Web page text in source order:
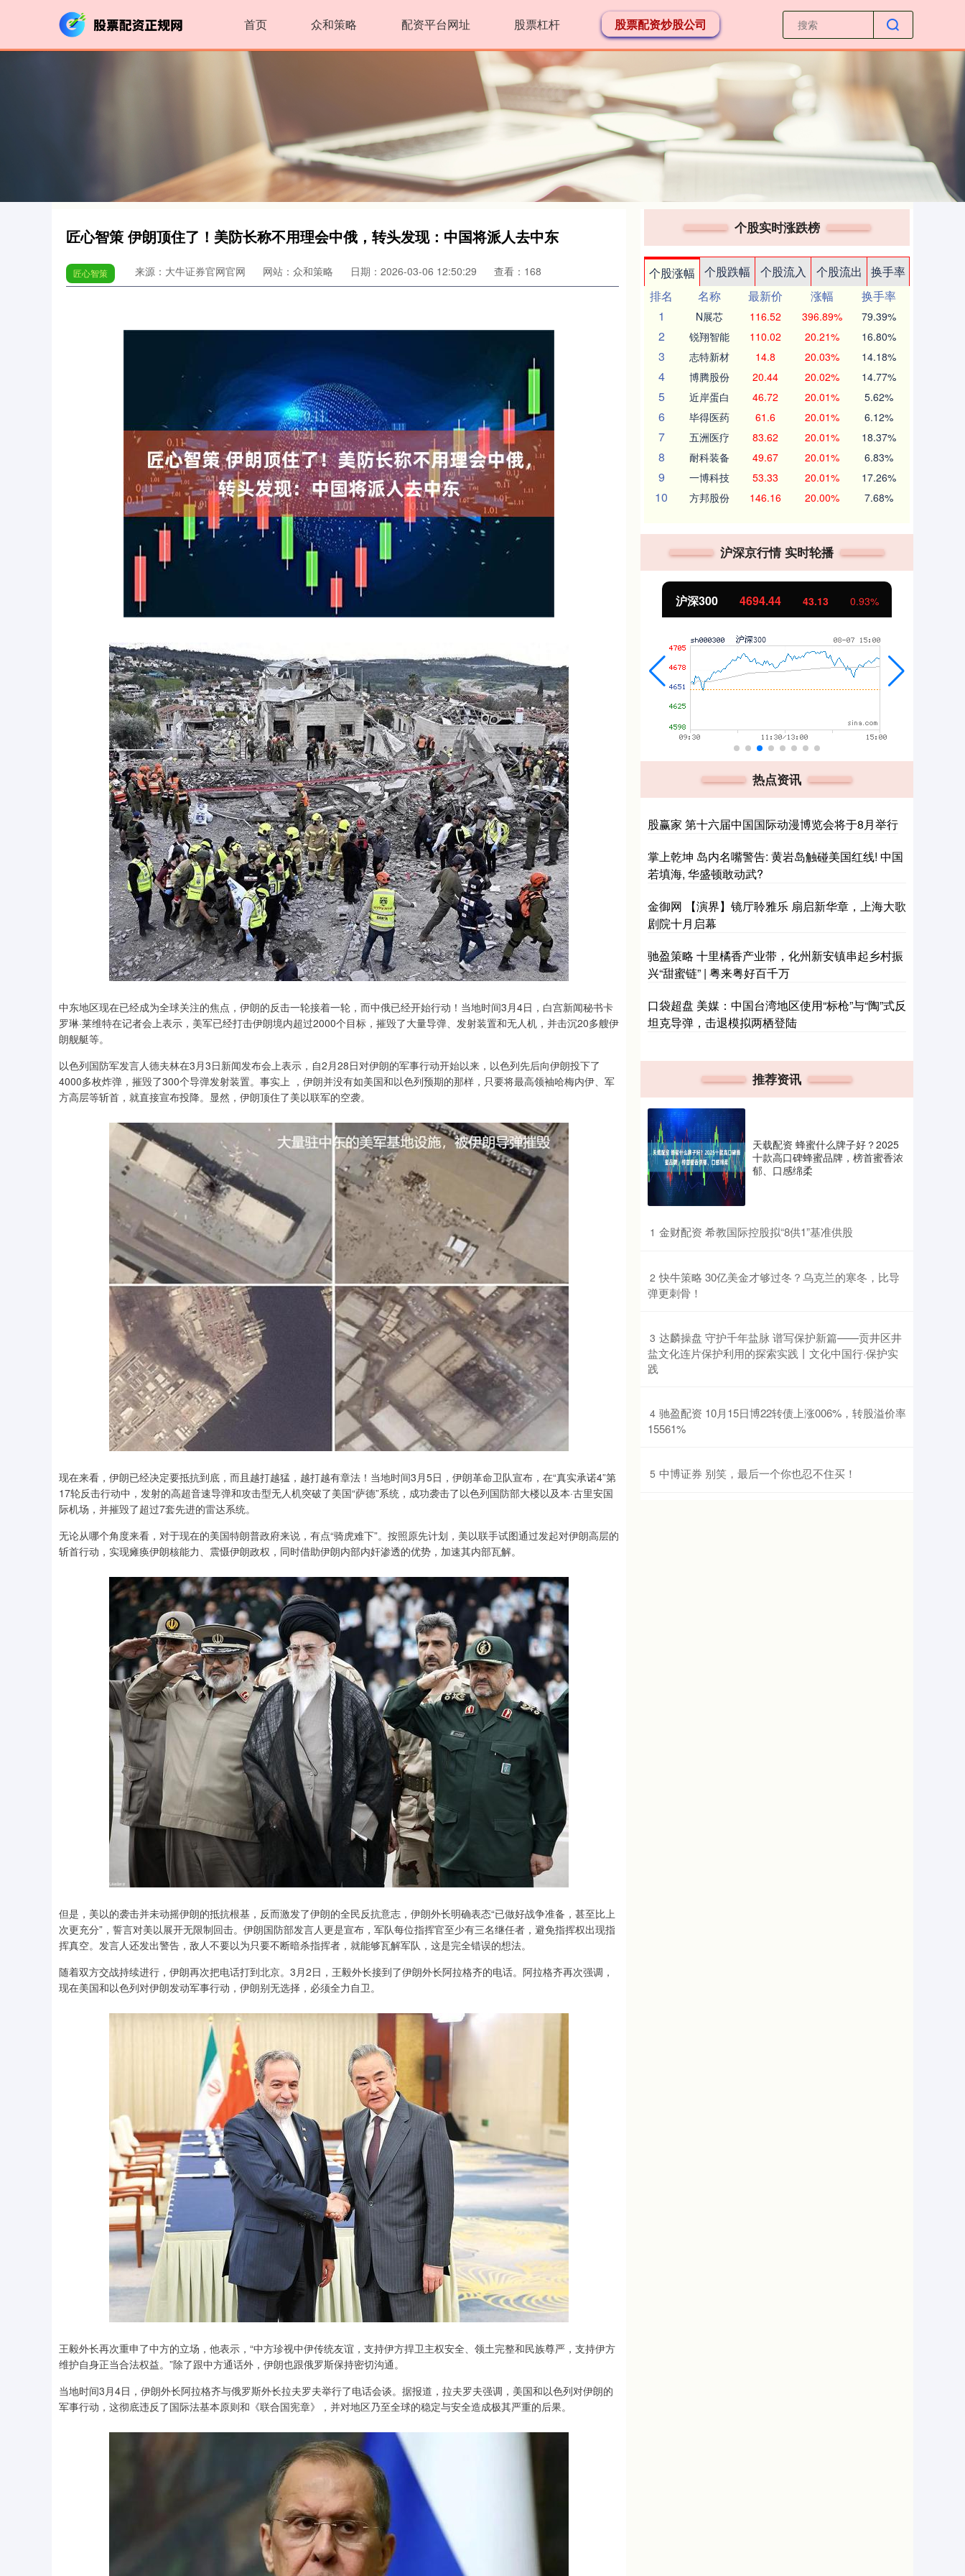
首页 众和策略 配资平台网址 股票杠杆 股票配资炒股公司
匠心智策 伊朗顶住了！美防长称不用理会中俄，转头发现：中国将派人去中东
匠心智策 来源：大牛证券官网官网 网站：众和策略 日期：2026-03-06 12:50:29 查看：168
中东地区现在已经成为全球关注的焦点，伊朗的反击一轮接着一轮，而中俄已经开始行动！当地时间3月4日，白宫新闻秘书卡
罗琳·莱维特在记者会上表示，美军已经打击伊朗境内超过2000个目标，摧毁了大量导弹、发射装置和无人机，并击沉20多艘伊
朗舰艇等。
以色列国防军发言人德夫林在3月3日新闻发布会上表示，自2月28日对伊朗的军事行动开始以来，以色列先后向伊朗投下了
4000多枚炸弹，摧毁了300个导弹发射装置。事实上 ，伊朗并没有如美国和以色列预期的那样，只要将最高领袖哈梅内伊、军
方高层等斩首，就直接宣布投降。显然，伊朗顶住了美以联军的空袭。
现在来看，伊朗已经决定要抵抗到底，而且越打越猛，越打越有章法！当地时间3月5日，伊朗革命卫队宣布，在“真实承诺4”第
17轮反击行动中，发射的高超音速导弹和攻击型无人机突破了美国“萨德”系统，成功袭击了以色列国防部大楼以及本·古里安国
际机场，并摧毁了超过7套先进的雷达系统。
无论从哪个角度来看，对于现在的美国特朗普政府来说，有点“骑虎难下”。按照原先计划，美以联手试图通过发起对伊朗高层的
斩首行动，实现瘫痪伊朗核能力、震慑伊朗政权，同时借助伊朗内部内奸渗透的优势，加速其内部瓦解。
但是，美以的袭击并未动摇伊朗的抵抗根基，反而激发了伊朗的全民反抗意志，伊朗外长明确表态“已做好战争准备，甚至比上
次更充分”，誓言对美以展开无限制回击。伊朗国防部发言人更是宣布，军队每位指挥官至少有三名继任者，避免指挥权出现指
挥真空。发言人还发出警告，敌人不要以为只要不断暗杀指挥者，就能够瓦解军队，这是完全错误的想法。
随着双方交战持续进行，伊朗再次把电话打到北京。3月2日，王毅外长接到了伊朗外长阿拉格齐的电话。阿拉格齐再次强调，
现在美国和以色列对伊朗发动军事行动，伊朗别无选择，必须全力自卫。
王毅外长再次重申了中方的立场，他表示，“中方珍视中伊传统友谊，支持伊方捍卫主权安全、领土完整和民族尊严，支持伊方
维护自身正当合法权益。”除了跟中方通话外，伊朗也跟俄罗斯保持密切沟通。
当地时间3月4日，伊朗外长阿拉格齐与俄罗斯外长拉夫罗夫举行了电话会谈。据报道，拉夫罗夫强调，美国和以色列对伊朗的
军事行动，这彻底违反了国际法基本原则和《联合国宪章》，并对地区乃至全球的稳定与安全造成极其严重的后果。
个股实时涨跌榜
个股涨幅 个股跌幅 个股流入 个股流出
换手率
排名
名称 最新价 涨幅
换手率
1
N展芯 116.52 396.89% 79.39%
2 锐翔智能 110.02 20.21% 16.80%
3 志特新材 14.8 20.03% 14.18%
4 博腾股份 20.44 20.02% 14.77%
5 近岸蛋白 46.72 20.01% 5.62%
6 毕得医药 61.6 20.01% 6.12%
7 五洲医疗 83.62 20.01% 18.37%
8 耐科装备 49.67 20.01% 6.83%
9 一博科技 53.33 20.01% 17.26%
10 方邦股份 146.16 20.00% 7.68%
沪深京行情 实时轮播
深证成指 1.42% 北证50 1134.24 11.37 1.01%
热点资讯
股赢家 第十六届中国国际动漫博览会将于8月举行
掌上乾坤 岛内名嘴警告: 黄岩岛触碰美国红线! 中国
若填海, 华盛顿敢动武?
金御网 【演界】镜厅聆雅乐 扇启新华章，上海大歌
剧院十月启幕
驰盈策略 十里橘香产业带，化州新安镇串起乡村振
兴“甜蜜链” | 粤来粤好百千万
口袋超盘 美媒：中国台湾地区使用“标枪”与“陶”式反
坦克导弹，击退模拟两栖登陆
推荐资讯
天载配资 蜂蜜什么牌子好？2025
十款高口碑蜂蜜品牌，榜首蜜香浓
郁、口感绵柔
1 ​金财配资 希教国际控股拟“8供1”基准供股
2 ​快牛策略 30亿美金才够过冬？乌克兰的寒冬，比导
弹更刺骨！
3 ​达麟操盘 守护千年盐脉 谱写保护新篇——贡井区井
盐文化连片保护利用的探索实践丨文化中国行·保护实
践
4 ​驰盈配资 10月15日博22转债上涨006%，转股溢价率
15561%
5 ​中博证券 别笑，最后一个你也忍不住买！